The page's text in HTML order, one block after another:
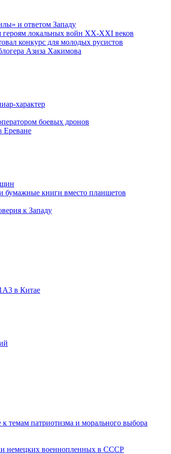
и ответом Западу
героям локальных войн XX-XXI веков
конкурс для молодых русистов
Азиза Хакимова
характер
боевых дронов
Ереване
бумажные книги вместо планшетов
к Западу
в Китае
темам патриотизма и морального выбора
немецких военнопленных в СССР